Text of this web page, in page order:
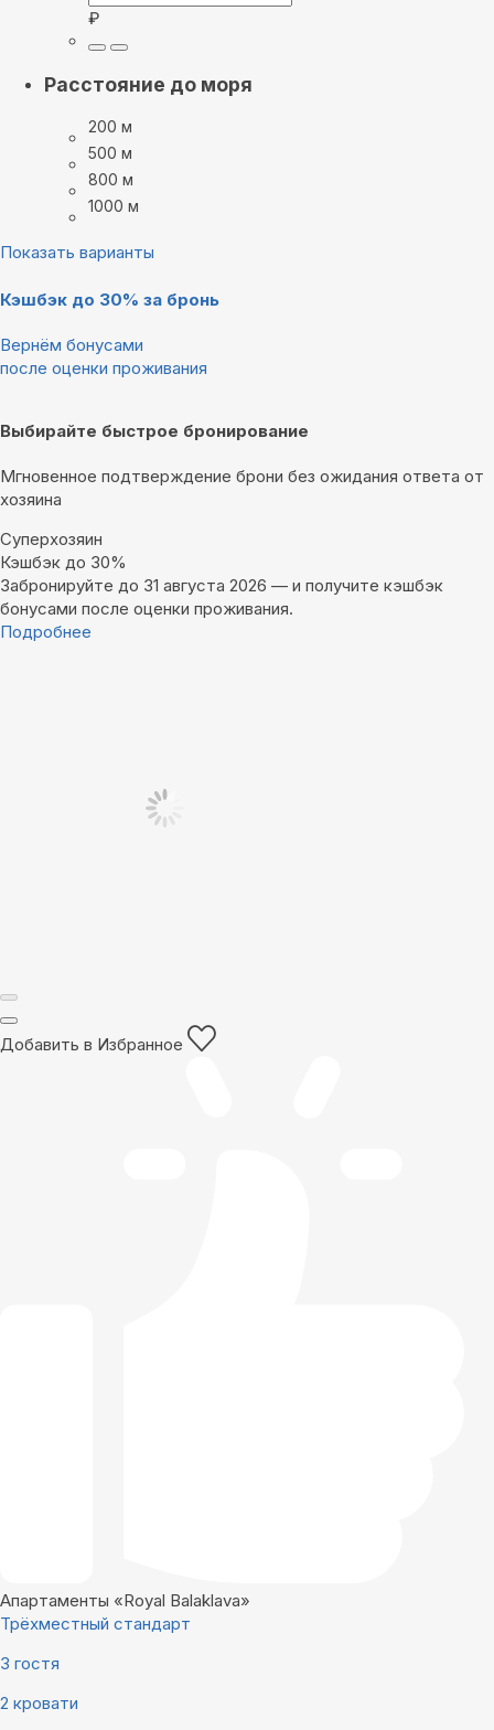
₽
Расстояние до моря
200 м
500 м
800 м
1000 м
Показать варианты
Кэшбэк до 30% за бронь
Вернём бонусами
после оценки проживания
Выбирайте быстрое бронирование
Мгновенное подтверждение брони без ожидания ответа от
хозяина
Суперхозяин
Кэшбэк до 30%
Забронируйте до 31 августа 2026 — и получите кэшбэк
бонусами после оценки проживания.
Подробнее
Добавить в Избранное
Апартаменты «Royal Balaklava»
Трёхместный стандарт
3 гостя
2 кровати